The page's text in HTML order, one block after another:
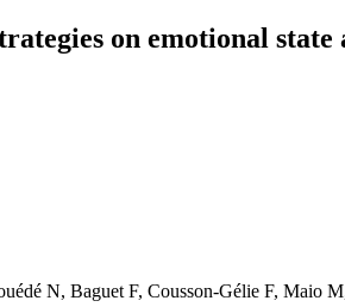
on emotional
N, Baguet F, Cousson-Gélie F, Maio